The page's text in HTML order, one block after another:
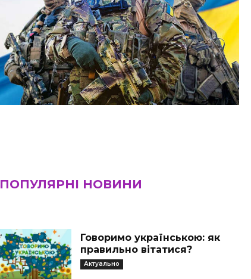
ПОПУЛЯРНІ НОВИНИ
Говоримо українською: як
правильно вітатися?
Актуально